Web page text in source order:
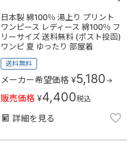
日本製 綿100％ 湯上り プリント
ワンピース レディース 綿100％ フ
リーサイズ 送料無料 (ポスト投函)
ワンピ 夏 ゆったり 部屋着
送料無料
メーカー希望価格 ¥5,180→
販売価格 ¥4,400税込
詳細を見る